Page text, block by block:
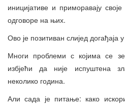
иницијативе и приморавају
одговоре на њих.
Ово је позитиван слијед догађаја
Многи проблеми с којима се
избјећи да није испуштена
неколико година.
Али сада је питање: како